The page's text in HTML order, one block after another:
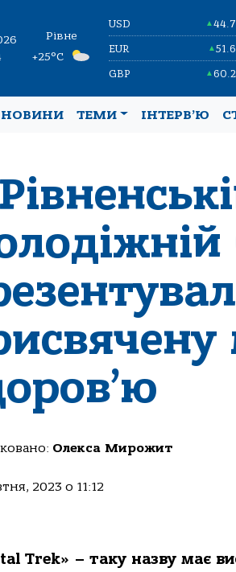
Рівне
+25°C
USD ▲
EUR ▲
GBP ▲
НОВИНИ ТЕМИ ІНТЕРВ’Ю
Олекса Мирожит
2023 о 11:12
Trek» – таку назву має